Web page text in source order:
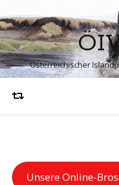
Österreichischer
Unsere Online-